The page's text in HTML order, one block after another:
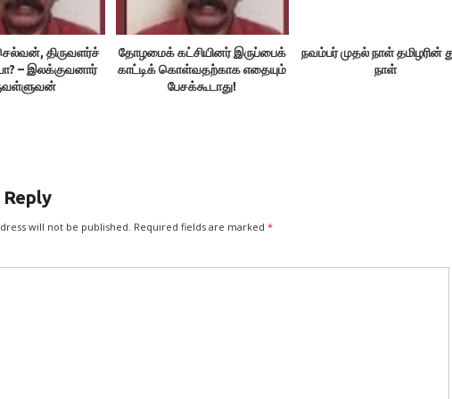
திருவளர்ச்
– இலக்குவனார்
தோழமைக் கட்சியினர் இருப்பைக்
காட்டிக் கொள்வதற்காக எதையும்
பேசக்கூடாது!
நவம்பர் முதல் நாள் தமிழரின்
நாள்
Reply
will not be published. Required fields are marked *